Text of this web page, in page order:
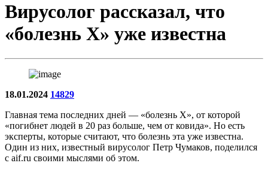
Вирусолог рассказал, что
«болезнь Х» уже известна
18.01.2024 14829
Главная тема последних дней — «болезнь Х», от которой
«погибнет людей в 20 раз больше, чем от ковида». Но есть
эксперты, которые считают, что болезнь эта уже известна.
Один из них, известный вирусолог Петр Чумаков, поделился
с aif.ru своими мыслями об этом.